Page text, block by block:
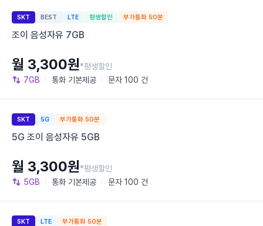
SKT BEST LTE 평생할인 부가통화 50분
조이 음성자유 7GB
7GB 통화 기본제공 문자 100 건
월 3,300원*평생할인
SKT 5G 부가통화 50분
5G 조이 음성자유 5GB
5GB 통화 기본제공 문자 100 건
월 3,300원*평생할인
SKT LTE 부가통화 50분